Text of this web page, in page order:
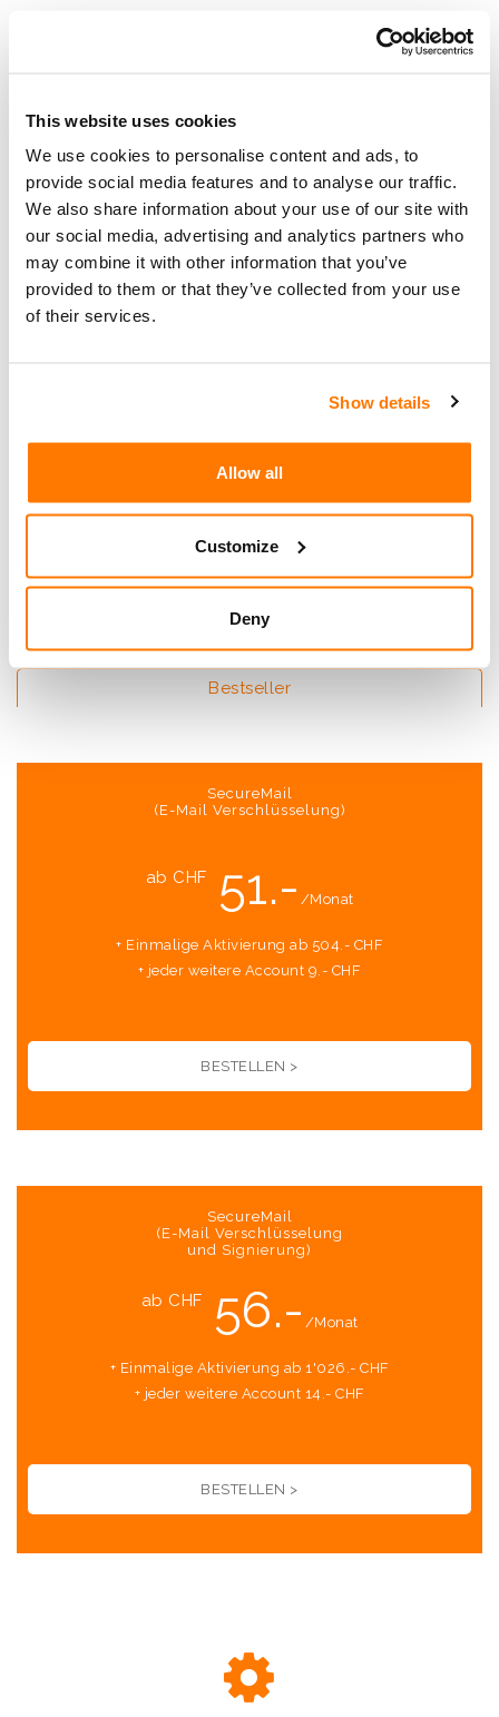
This website uses cookies
We use cookies to personalise content and ads, to
provide social media features and to analyse our traffic.
We also share information about your use of our site with
our social media, advertising and analytics partners who
may combine it with other information that you’ve
provided to them or that they’ve collected from your use
of their services.
Show details
Allow all
Customize
Deny
Pro Email
Domain
CHF 429.-
Pro Email
Account
CHF 75.- CHF 9.-
E-Mail
Bestseller
SecureMail
(E-Mail Verschlüsselung)
ab CHF 51.- /Monat
+ Einmalige Aktivierung ab 504.- CHF
+ jeder weitere Account 9.- CHF
BESTELLEN >
SecureMail
(E-Mail Verschlüsselung
und Signierung)
ab CHF 56.- /Monat
+ Einmalige Aktivierung ab 1'026.- CHF
+ jeder weitere Account 14.- CHF
BESTELLEN >